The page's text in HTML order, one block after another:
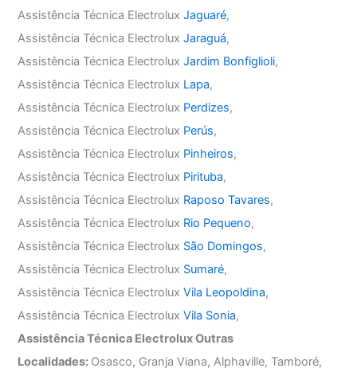
Assistência Técnica ElectroluxJaguaré,
Assistência Técnica ElectroluxJaraguá,
Assistência Técnica ElectroluxJardim Bonfiglioli,
Assistência Técnica Electrolux Lapa,
Assistência Técnica Electrolux Perdizes,
Assistência Técnica Electrolux Perús,
Assistência Técnica Electrolux Pinheiros,
Assistência Técnica Electrolux Pirituba,
Assistência Técnica Electrolux Raposo Tavares,
Assistência Técnica Electrolux Rio Pequeno,
Assistência Técnica Electrolux São Domingos,
Assistência Técnica Electrolux Sumaré,
Assistência Técnica ElectroluxVila Leopoldina,
Assistência Técnica ElectroluxVila Sonia,
Assistência Técnica Electrolux Outras
Localidades: Osasco, Granja Viana, Alphaville, Tamboré,